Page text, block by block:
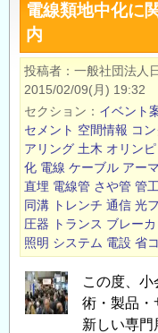
ず
電線類地中化に
内
投稿者 一般社団法人
2015/02/09(月) 19:32
セクション
イベント
セメント 空間情報 コ
アリング 土木 オリンピ
化 電線 ケーブル アー
直埋 電線管 さや管 管工
同溝 トレンチ 通信 光
圧器
トランス ブレーカ
照明 システム 電設 省
この度、
術・製品・
新しい専門